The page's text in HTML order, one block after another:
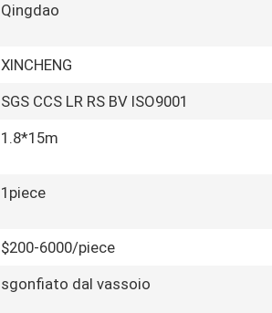
Qingdao
XINCHENG
SGS CCS LR RS BV ISO9001
1.8*15m
1piece
$200-6000/piece
sgonfiato dal vassoio